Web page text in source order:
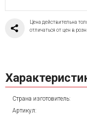
Цена действительна
отличаться от цен в
Страна изготовитель:
Артикул: